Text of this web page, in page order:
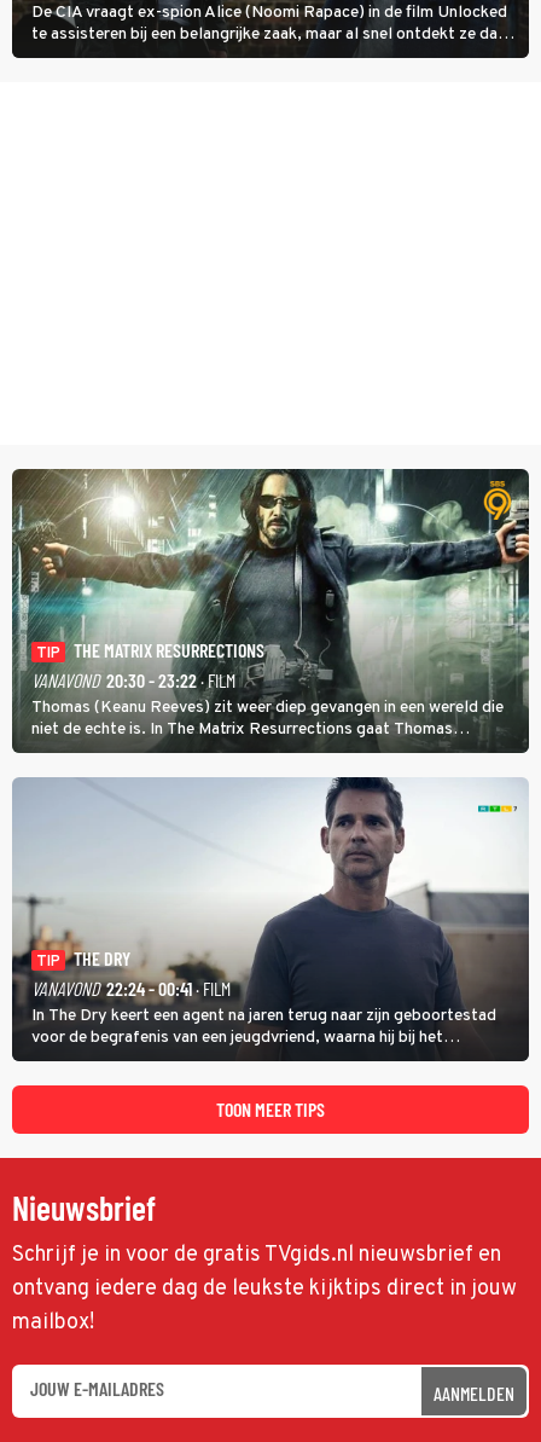
De CIA vraagt ex-spion Alice (Noomi Rapace) in de film Unlocked
te assisteren bij een belangrijke zaak, maar al snel ontdekt ze dat
degene die haar aanstelde kwade bedoelingen heeft.
TIP
THE MATRIX RESURRECTIONS
VANAVOND 20:30 - 23:22· FILM
Thomas (Keanu Reeves) zit weer diep gevangen in een wereld die
niet de echte is. In The Matrix Resurrections gaat Thomas
proberen uit deze schijnwereld te ontsnappen.
TIP
THE DRY
VANAVOND 22:24 - 00:41· FILM
In The Dry keert een agent na jaren terug naar zijn geboortestad
voor de begrafenis van een jeugdvriend, waarna hij bij het
onderzoeken van diens dood een verband begint te vermoeden
met een oude zaak.
TOON MEER TIPS
Nieuwsbrief
Schrijf je in voor de gratis TVgids.nl nieuwsbrief en
ontvang iedere dag de leukste kijktips direct in jouw
mailbox!
AANMELDEN